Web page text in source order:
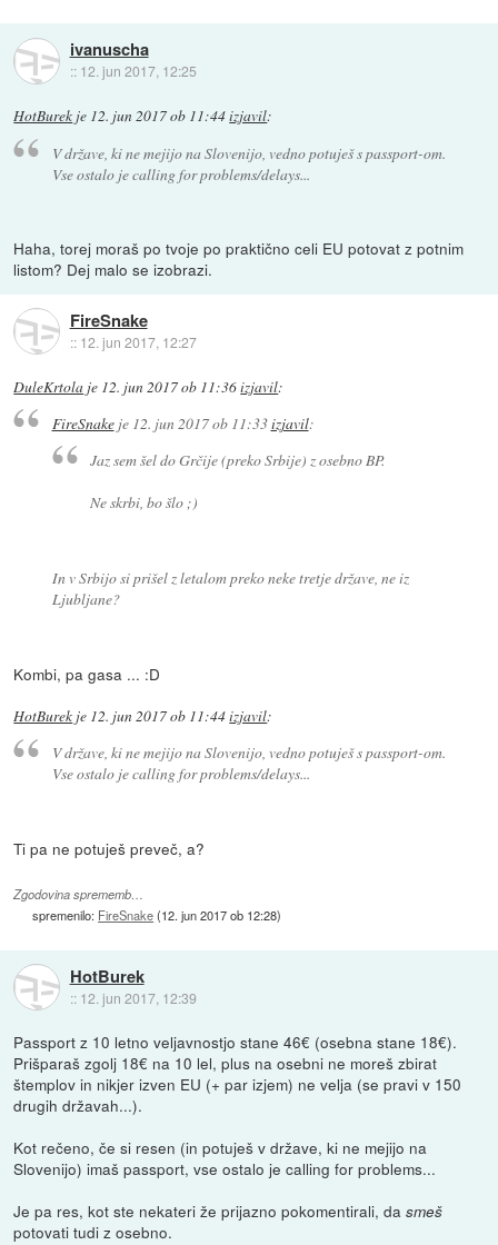
ivanuscha
:: 12. jun 2017, 12:25
HotBurek je 12. jun 2017 ob 11:44izjavil:
V države, ki ne mejijo na Slovenijo, vedno potuješ s passport-om.
Vse ostalo je calling for problems/delays...
Haha, torej moraš po tvoje po praktično celi EU potovat z potnim
listom? Dej malo se izobrazi.
FireSnake
:: 12. jun 2017, 12:27
DuleKrtola je 12. jun 2017 ob 11:36izjavil:
FireSnakeje 12. jun 2017 ob 11:33izjavil:
Jaz sem šel do Grčije (preko Srbije) z osebno BP.
Ne skrbi, bo šlo ;)
In v Srbijo si prišel z letalom preko neke tretje države, ne iz
Ljubljane?
Kombi, pa gasa ... :D
HotBurek je 12. jun 2017 ob 11:44izjavil:
V države, ki ne mejijo na Slovenijo, vedno potuješ s passport-om.
Vse ostalo je calling for problems/delays...
Ti pa ne potuješ preveč, a?
Zgodovina sprememb…
spremenilo: FireSnake(12. jun 2017 ob 12:28)
HotBurek
:: 12. jun 2017, 12:39
Passport z 10 letno veljavnostjo stane 46€ (osebna stane 18€).
Prišparaš zgolj 18€ na 10 lel, plus na osebni ne moreš zbirat
štemplov in nikjer izven EU (+ par izjem) ne velja (se pravi v 150
drugih državah...).
Kot rečeno, če si resen (in potuješ v države, ki ne mejijo na
Slovenijo) imaš passport, vse ostalo je calling for problems...
Je pa res, kot ste nekateri že prijazno pokomentirali, dasmeš
potovati tudi z osebno.